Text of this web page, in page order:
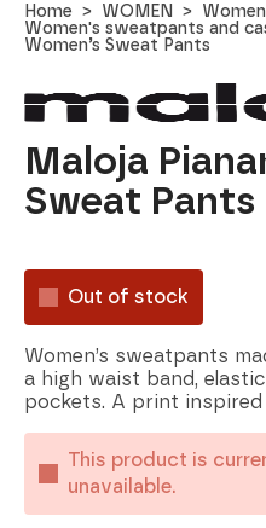
Home WOMEN
Women's sweatpants and
Women’s Sweat Pants
Maloja
Sweat Pants
Out of stock
Women’s sweatpants
a high waist band,
pockets. A print
This product is
unavailable.